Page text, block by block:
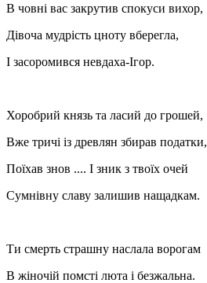
В човні вас закрутив спокуси вихор,
Дівоча мудрість цноту вберегла,
І засоромився невдаха-Ігор.
Хоробрий князь та ласий до грошей,
Вже тричі із древлян збирав податки,
Поїхав знов .... І зник з твоїх очей
Сумнівну славу залишив нащадкам.
Ти смерть страшну наслала ворогам
В жіночій помсті люта і безжальна.